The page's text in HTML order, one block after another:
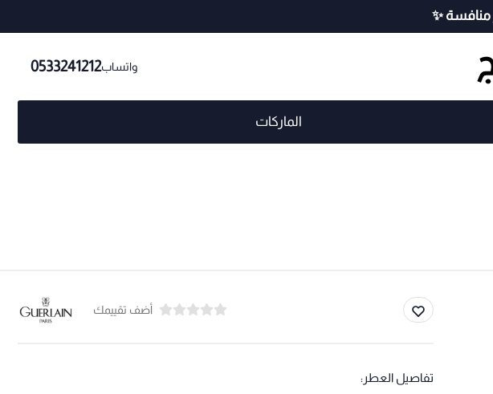
0533241212واتساب
الماركات
أضف تقييمك
تفاصيل العطر: